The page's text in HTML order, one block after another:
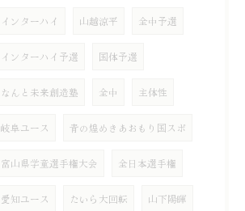
インターハイ 山越涼平 全中予選
インターハイ予選 国体予選
なんと未来創造塾 全中 主体性
岐阜ユース 青の煌めきあおもり国スポ
富山県学童選手権大会 全日本選手権
愛知ユース たいら大回転 山下陽暉